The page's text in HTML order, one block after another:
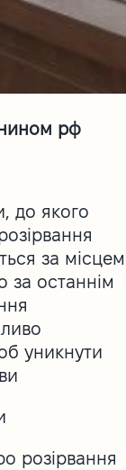
рф
до якого
за місцем
за останнім
уникнути
розірвання